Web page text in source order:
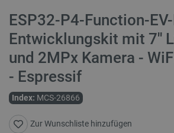
ESP32-P4-Function-
Entwicklungskit mit 7''
und 2MPx Kamera -
- Espressif
Index: MCS-26866
Zur Wunschliste hinzufügen